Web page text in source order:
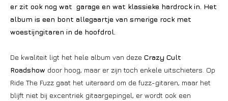
er zit ook nog wat garage en wat klassieke hardrock in. Het
album is een bont allegaartje van smerige rock met
woestijngitaren in de hoofdrol.
De kwaliteit ligt het hele album van deze Crazy Cult
Roadshow door hoog, maar er zijn toch enkele uitschieters. Op
Ride The Fuzz gaat het uiteraard om de fuzz-gitaren, maar het
blijft niet bij excentriek gitaargepingel, er wordt ook een